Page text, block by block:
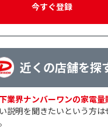
今すぐ登録
近くの店舗を探
業界ナンバーワンの家電量
説明を聞きたいという方